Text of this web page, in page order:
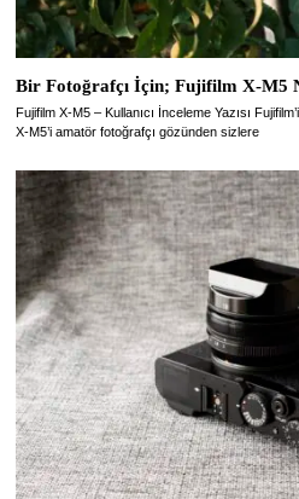
Bir Fotoğrafçı İçin; Fujifilm X-M5
Fujifilm X-M5 – Kullanıcı İnceleme Yazısı
X-M5’i amatör fotoğrafçı gözünden sizlere